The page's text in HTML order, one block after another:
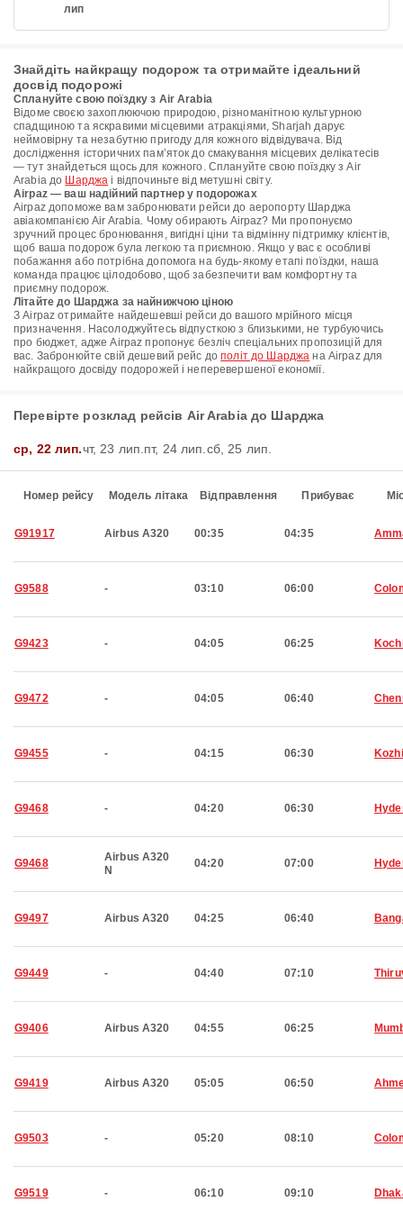
лип
Знайдіть найкращу подорож та отримайте ідеальний
досвід подорожі
Сплануйте свою поїздку з Air Arabia
Відоме своєю захоплюючою природою, різноманітною культурною
спадщиною та яскравими місцевими атракціями, Sharjah дарує
неймовірну та незабутню пригоду для кожного відвідувача. Від
дослідження історичних пам’яток до смакування місцевих делікатесів
— тут знайдеться щось для кожного. Сплануйте свою поїздку з Air
Arabia до Шарджа і відпочиньте від метушні світу.
Airpaz — ваш надійний партнер у подорожах
Airpaz допоможе вам забронювати рейси до аеропорту Шарджа
авіакомпанією Air Arabia. Чому обирають Airpaz? Ми пропонуємо
зручний процес бронювання, вигідні ціни та відмінну підтримку клієнтів,
щоб ваша подорож була легкою та приємною. Якщо у вас є особливі
побажання або потрібна допомога на будь-якому етапі поїздки, наша
команда працює цілодобово, щоб забезпечити вам комфортну та
приємну подорож.
Літайте до Шарджа за найнижчою ціною
З Airpaz отримайте найдешевші рейси до вашого мрійного місця
призначення. Насолоджуйтесь відпусткою з близькими, не турбуючись
про бюджет, адже Airpaz пропонує безліч спеціальних пропозицій для
вас. Забронюйте свій дешевий рейс дополіт до Шарджа на Airpaz для
найкращого досвіду подорожей і неперевершеної економії.
Перевірте розклад рейсів Air Arabia до Шарджа
ср, 22 лип.чт, 23 лип. пт, 24 лип. сб, 25 лип.
Номер рейсу Модель літака Відправлення Прибуває
G91917 Airbus A320 00:35 04:35
G9588 - 03:10 06:00
G9423 - 04:05 06:25
G9472 - 04:05 06:40
G9455 - 04:15 06:30
G9468 - 04:20 06:30
G9468
Airbus A320
N
04:20 07:00
G9497 Airbus A320 04:25 06:40
G9449 - 04:40 07:10
G9406 Airbus A320 04:55 06:25
G9419 Airbus A320 05:05 06:50
G9503 - 05:20 08:10
G9519 - 06:10 09:10